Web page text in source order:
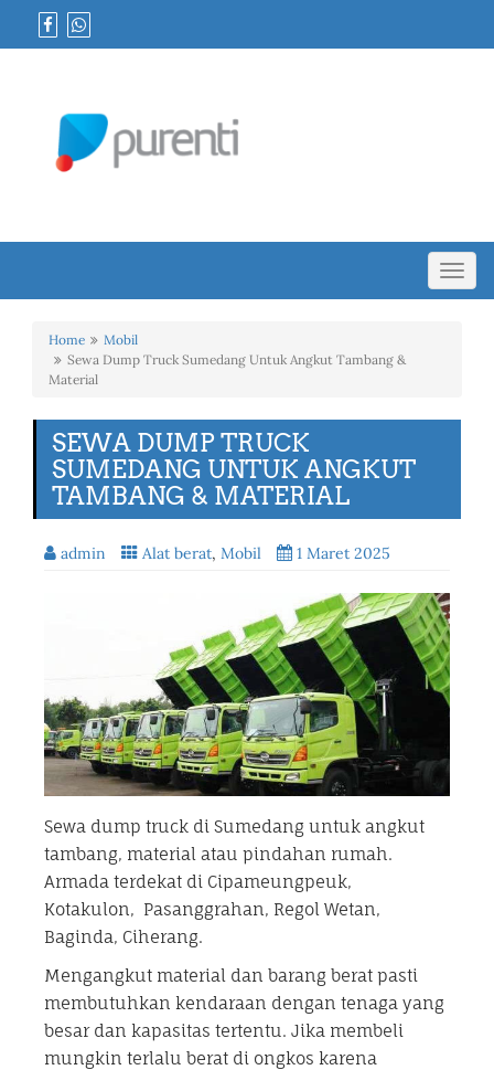
Home
Mobil
Sewa Dump Truck Sumedang Untuk Angkut Tambang &
Material
SEWA DUMP TRUCK
SUMEDANG UNTUK ANGKUT
TAMBANG & MATERIAL
admin Alat berat, Mobil 1 Maret 2025
Sewa dump truck di Sumedang untuk angkut
tambang, material atau pindahan rumah.
Armada terdekat di Cipameungpeuk,
Kotakulon, Pasanggrahan, Regol Wetan,
Baginda, Ciherang.
Mengangkut material dan barang berat pasti
membutuhkan kendaraan dengan tenaga yang
besar dan kapasitas tertentu. Jika membeli
mungkin terlalu berat di ongkos karena